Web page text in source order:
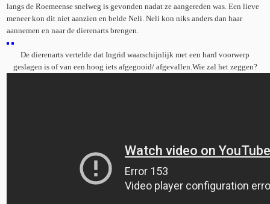
langs de Roemeense snelweg is gevonden nadat ze aangereden was. Een lieve
meneer kon dit niet aanzien en belde Neli. Neli kon niks anders dan haar
aannemen en naar dedierenarts brengen.
De dierenarts vertelde dat Ingrid waarschijnlijk met een hard voorwerp
geslagen is of van een hoog iets afgegooid/ afgevallen.Wie zal het zeggen?